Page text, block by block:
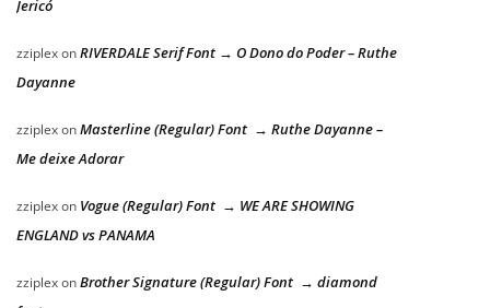
Jericó
zziplexonRIVERDALE Serif Font → O Dono do Poder – Ruthe
Dayanne
zziplexonMasterline (Regular) Font → Ruthe Dayanne –
Me deixe Adorar
zziplexon Vogue (Regular) Font → WE ARE SHOWING
ENGLAND vs PANAMA
zziplexonBrother Signature (Regular) Font → diamond